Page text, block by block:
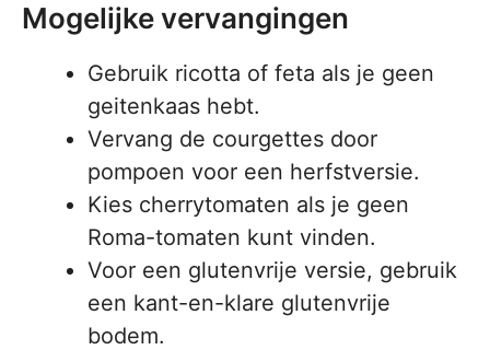
Mogelijke vervangingen
Gebruik ricotta of feta als je geen
geitenkaas hebt.
Vervang de courgettes door
pompoen voor een herfstversie.
Kies cherrytomaten als je geen
Roma-tomaten kunt vinden.
Voor een glutenvrije versie, gebruik
een kant-en-klare glutenvrije
bodem.